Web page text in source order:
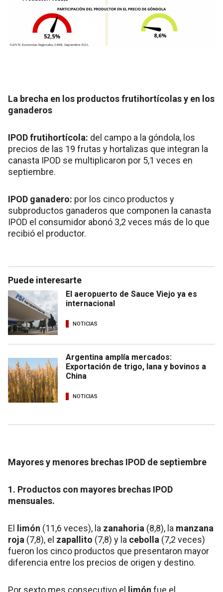
La brecha en los productos frutihortícolas y en los
ganaderos
IPOD frutihortícola: del campo a la góndola, los
precios de las 19 frutas y hortalizas que integran la
canasta IPOD se multiplicaron por 5,1 veces en
septiembre.
IPOD ganadero: por los cinco productos y
subproductos ganaderos que componen la canasta
IPOD el consumidor abonó 3,2 veces más de lo que
recibió el productor.
Puede interesarte
El aeropuerto de Sauce Viejo ya es
internacional
NOTICIAS
Argentina amplía mercados:
Exportación de trigo, lana y bovinos a
China
NOTICIAS
Mayores y menores brechas IPOD de septiembre
1. Productos con mayores brechas IPOD
mensuales.
El limón (11,6 veces), la zanahoria (8,8), la manzana
roja (7,8), el zapallito (7,8) y la cebolla (7,2 veces)
fueron los cinco productos que presentaron mayor
diferencia entre los precios de origen y destino.
Por sexto mes consecutivo el limón fue el